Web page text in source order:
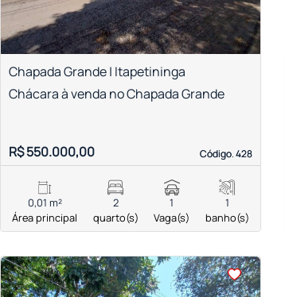
Chapada Grande | Itapetininga
Código. 428
Código. 428
Chácara à venda no Chapada Grande
R$ 550.000,00
0,01 m²
Área principal
2
quarto(s)
1
Vaga(s)
1
banho(s)
<<<<